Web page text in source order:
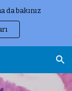
da bakınız